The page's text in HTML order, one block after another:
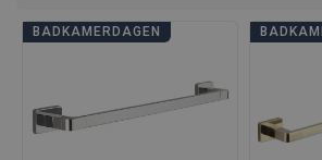
BADKAMERDAGEN